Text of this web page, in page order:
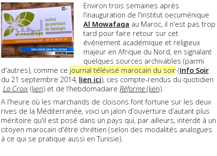
Environ trois semaines après
l'inauguration de l'institut oecuménique
Al Mowafaqa au Maroc, il n'est pas trop
tard pour faire retour sur cet
événement académique et religieux
majeur en Afrique du Nord, en signalant
quelques sources archivables (parmi
d'autres), comme ce journal télévisé marocain du soir (Info Soir
du 21 septembre 2014, lien ici), ces compte-rendus du quotidien
La Croix (lien) et de l'hebdomadaire Réforme (lien).
A l'heure où les marchands de cloisons font fortune sur les deux
rives de la Méditerranée, voici un jalon d'ouverture d'autant plus
méritoire qu'il est posé dans un pays qui, par ailleurs, interdit à un
citoyen marocain d'être chrétien (selon des modalités analogues
à ce qui se pratique aussi en Tunisie).